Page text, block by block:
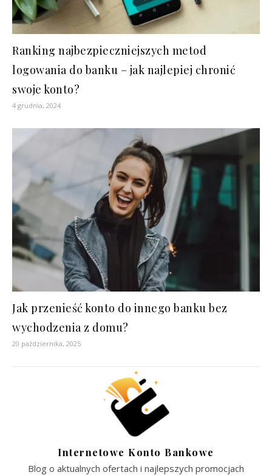
Ranking najbezpieczniejszych metod
logowania do banku – jak najlepiej chronić
swoje konto?
4 grudnia, 2024
Jak przenieść konto do innego banku bez
wychodzenia z domu?
20 października, 2025
Internetowe Konto Bankowe
Blog o aktualnych ofertach i najlepszych promocjach